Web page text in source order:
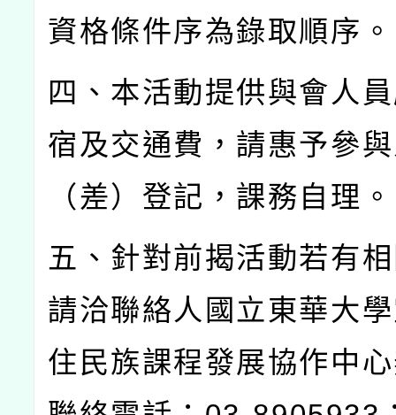
資格條件序為錄取順序。
四、本活動提供與會人
宿及交通費，請惠予參
（差）登記，課務自理。
五、針對前揭活動若有
請洽聯絡人國立東華大
住民族課程發展協作中